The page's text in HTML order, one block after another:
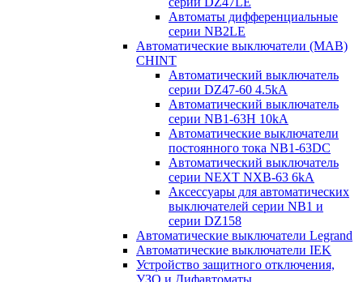
Автоматы дифференциальные
серии NB2LE
Автоматические выключатели (МАВ)
CHINT
Автоматический выключатель
серии DZ47-60 4.5kA
Автоматический выключатель
серии NB1-63H 10kA
Автоматические выключатели
постоянного тока NB1-63DC
Автоматический выключатель
серии NEXT NXB-63 6kA
Аксессуары для автоматических
выключателей серии NB1 и
серии DZ158
Автоматические выключатели Legrand
Автоматические выключатели IEK
Устройство защитного отключения,
УЗО и Дифавтоматы